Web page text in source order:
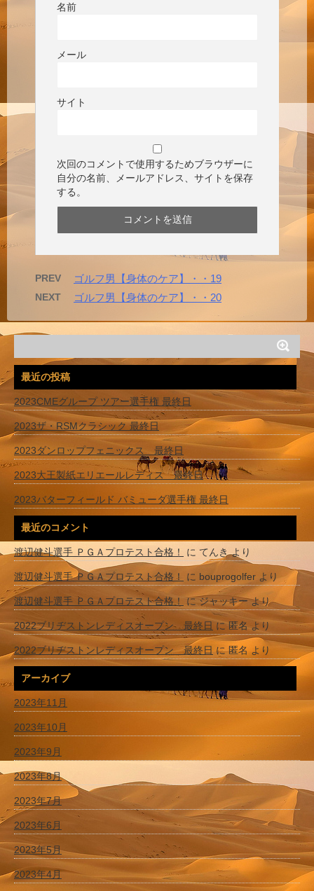
名前
メール
サイト
次回のコメントで使用するためブラウザーに
自分の名前、メールアドレス、サイトを保存
する。
PREV ゴルフ男【身体のケア】・・19
NEXT ゴルフ男【身体のケア】・・20
最近の投稿
2023CMEグループ ツアー選手権 最終日
2023ザ・RSMクラシック 最終日
2023ダンロップフェニックス 最終日
2023大王製紙エリエールレディス 最終日
2023バターフィールド バミューダ選手権 最終日
最近のコメント
渡辺健斗選手 ＰＧＡプロテスト合格！ に てんきより
渡辺健斗選手 ＰＧＡプロテスト合格！ に bouprogolfer より
渡辺健斗選手 ＰＧＡプロテスト合格！ にジャッキーより
2022ブリヂストンレディスオープン 最終日 に匿名 より
2022ブリヂストンレディスオープン 最終日 に匿名 より
アーカイブ
2023年11月
2023年10月
2023年9月
2023年8月
2023年7月
2023年6月
2023年5月
2023年4月